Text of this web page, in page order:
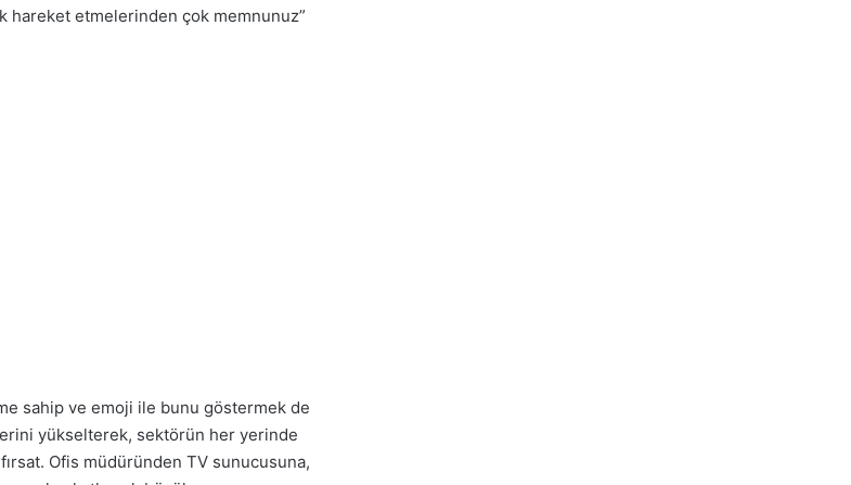
hareket etmelerinden çok memnunuz”
sahip ve emoji ile bunu göstermek de
yükselterek, sektörün her yerinde
Ofis müdüründen TV sunucusuna,